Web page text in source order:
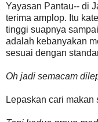
Yayasan Pantau-- di
terima amplop. Itu
tinggi suapnya
adalah kebanyakan
sesuai dengan
Oh jadi semacam
Lepaskan cari makan